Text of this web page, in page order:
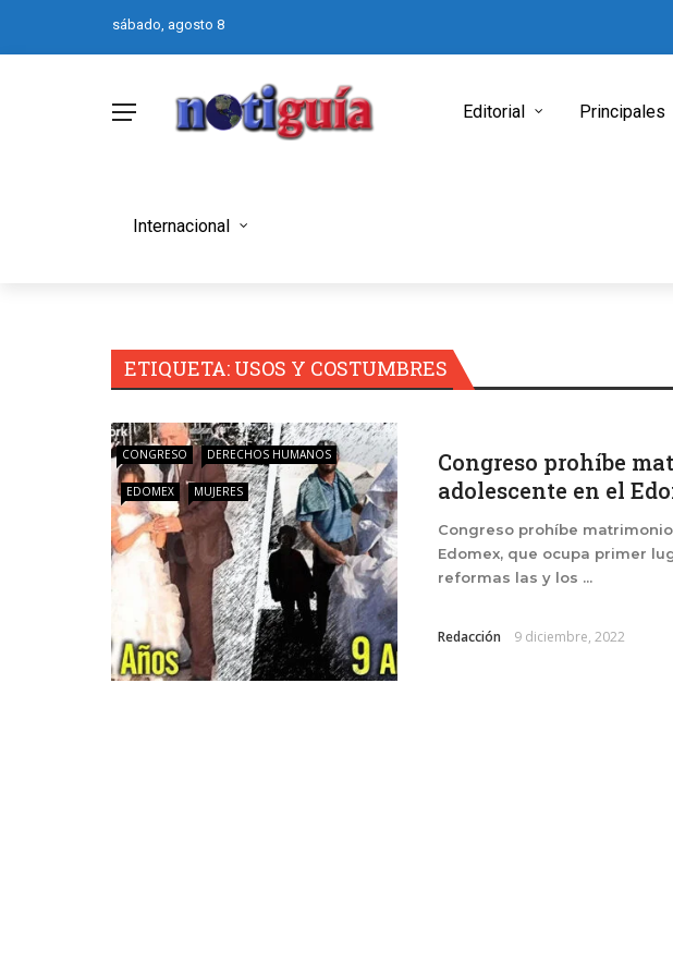
sábado, agosto 8
Editorial Principales
Internacional
ETIQUETA: USOS Y COSTUMBRES
CONGRESO DERECHOS HUMANOS
EDOMEX MUJERES
Congreso prohíbe
adolescente en el
Congreso prohíbe
Edomex, que ocupa primer
reformas las y los ...
Redacción 9 diciembre, 2022